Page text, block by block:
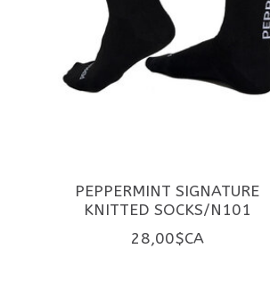
PEPPERMINT SIGNATURE
KNITTED SOCKS/N101
28,00$CA